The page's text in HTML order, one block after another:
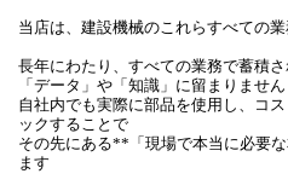
当店は、建設機械のこれらすべての
長年にわたり、すべての業務で蓄積
「データ」や「知識」に留まりません
自社内でも実際に部品を使用し、コ
ックすることで
その先にある**「現場で本当に必要
ます